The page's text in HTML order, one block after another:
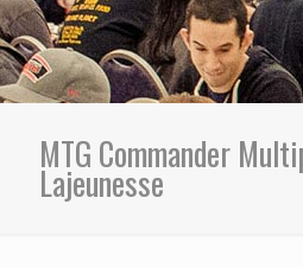
MTG Commander
Lajeunesse